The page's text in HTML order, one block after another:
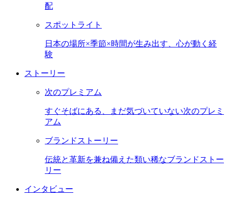
配
スポットライト
日本の場所×季節×時間が生み出す、心が動く経
験
ストーリー
次のプレミアム
すぐそばにある、まだ気づいていない次のプレミ
アム
ブランドストーリー
伝統と革新を兼ね備えた類い稀なブランドストー
リー
インタビュー